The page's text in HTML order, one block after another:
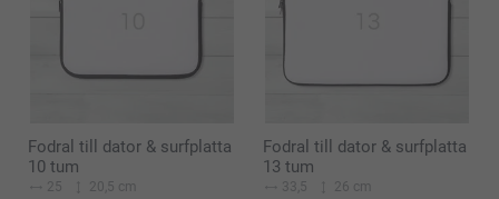
Fodral till dator & surfplatta
10 tum
25 20,5 cm
Fodral till dator & surfplatta
13 tum
33,5 26 cm